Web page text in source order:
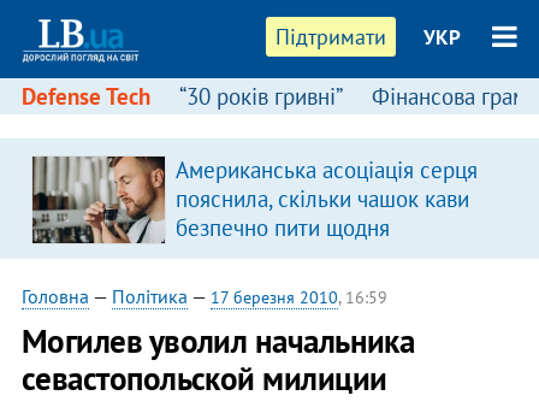
Підтримати УКР
Defense Tech “30 років гривні” Фінансова
Американська асоціація серця
пояснила, скільки чашок кави
безпечно пити щодня
Головна — Політика — 17 березня 2010, 16:59
Могилев уволил начальника
севастопольской милиции